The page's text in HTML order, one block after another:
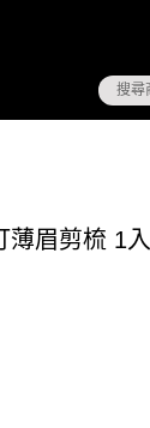
薄眉剪梳 1入